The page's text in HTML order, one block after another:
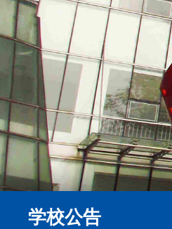
学校公告